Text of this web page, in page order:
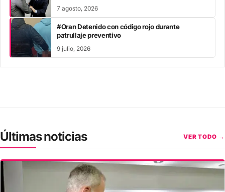
7 agosto, 2026
#Oran Detenido con código rojo durante
patrullaje preventivo
9 julio, 2026
Últimas noticias VER TODO →